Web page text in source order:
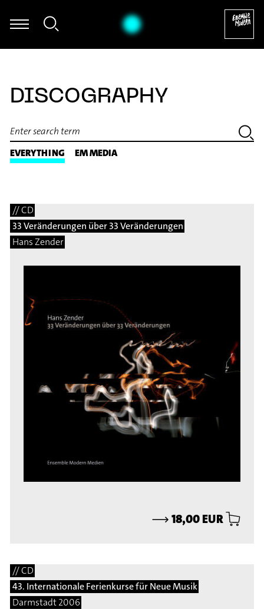
Kaija Saariaho: Folia für Kontrabass & Elektronik (1995) [excerpt]
DISCOGRAPHY
EVERYTHING EM MEDIA
// CD
33 Veränderungen über 33 Veränderungen
Hans Zender
⟶18,00 EUR
// CD
43. Internationale Ferienkurse für Neue Musik
Darmstadt 2006